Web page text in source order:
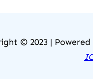
© 2023 | Powered